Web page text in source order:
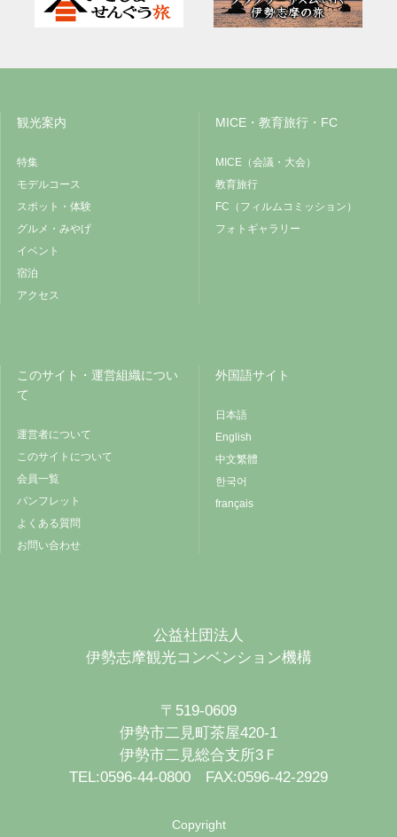
観光案内
特集
モデルコース
スポット・体験
グルメ・みやげ
イベント
宿泊
アクセス
MICE・教育旅行・FC
MICE（会議・大会）
教育旅行
FC（フィルムコミッション）
フォトギャラリー
このサイト・運営組織につい
て
運営者について
このサイトについて
会員一覧
パンフレット
よくある質問
お問い合わせ
外国語サイト
日本語
English
中文繁體
한국어
français
公益社団法人
伊勢志摩観光コンベンション機構
〒519-0609
伊勢市二見町茶屋420-1
伊勢市二見総合支所3Ｆ
TEL:0596-44-0800 FAX:0596-42-2929
Copyright